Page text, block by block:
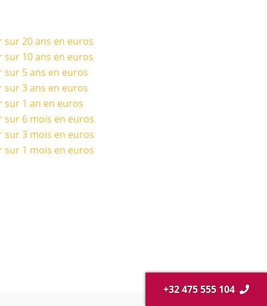
sur 20 ans en euros
sur 10 ans en euros
sur 5 ans en euros
sur 3 ans en euros
sur 1 an en euros
sur 6 mois en euros
sur 3 mois en euros
sur 1 mois en euros
+32 475 555 104